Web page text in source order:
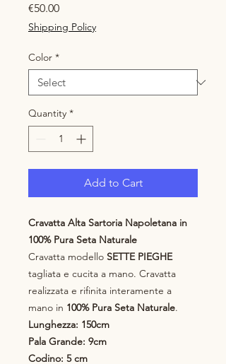
€50.00Price
Shipping Policy
Color *
Quantity *
Add to Cart
Cravatta Alta Sartoria Napoletana in
100% Pura Seta Naturale
Cravatta modello SETTE PIEGHE
tagliata e cucita a mano. Cravatta
realizzata e rifinita interamente a
mano in 100% Pura Seta Naturale.
Lunghezza: 150cm
Pala Grande: 9cm
Codino: 5 cm